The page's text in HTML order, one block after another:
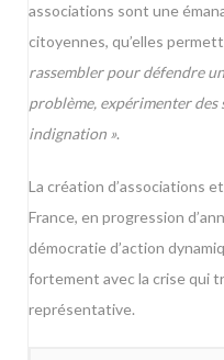
associations sont une
citoyennes, qu’elles
rassembler pour défendre
problème, expérimenter
indignation ».
La création d’associations
France, en progression
démocratie d’action
fortement avec la crise qui
représentative.